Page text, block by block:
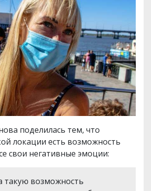
поделилась тем, что
локации есть возможность
свои негативные эмоции:
такую ​​возможность